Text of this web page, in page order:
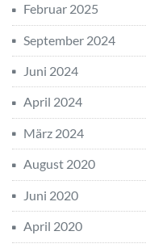
Februar 2025
September 2024
Juni 2024
April 2024
März 2024
August 2020
Juni 2020
April 2020